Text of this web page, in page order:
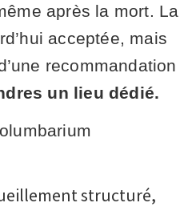
après la mort. La
acceptée, mais
recommandation
un lieu dédié.
structuré,